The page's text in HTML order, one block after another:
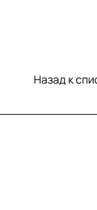
Назад к